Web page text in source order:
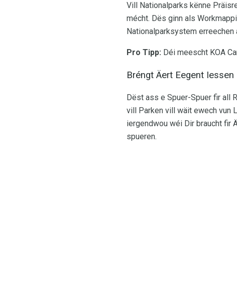
Vill Nationalparks kënne
mécht. Dës ginn als
Nationalparksystem
Pro Tipp: Déi meescht KOA
Bréngt Äert Eegent Iessen
Dëst ass e Spuer-Spuer fir all
vill Parken vill wäit ewech vun
iergendwou wéi Dir braucht fir
spueren.